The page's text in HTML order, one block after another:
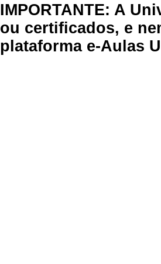
IMPORTANTE: A
ou certificados, e
plataforma e-Aulas